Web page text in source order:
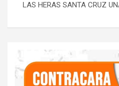
LAS HERAS SANTA CRUZ